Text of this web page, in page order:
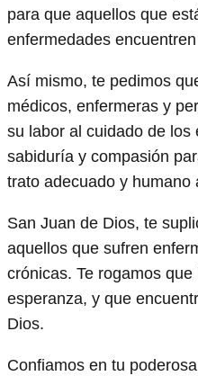
para que aquellos que
enfermedades
Así mismo, te pedimos
médicos, enfermeras y
su labor al cuidado de
sabiduría y compasión
trato adecuado y
San Juan de Dios, te
aquellos que sufren
crónicas. Te rogamos
esperanza, y que
Dios.
Confiamos en tu